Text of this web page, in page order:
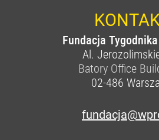
Fundacja Tygodnika
Al.
Batory Office
02-486